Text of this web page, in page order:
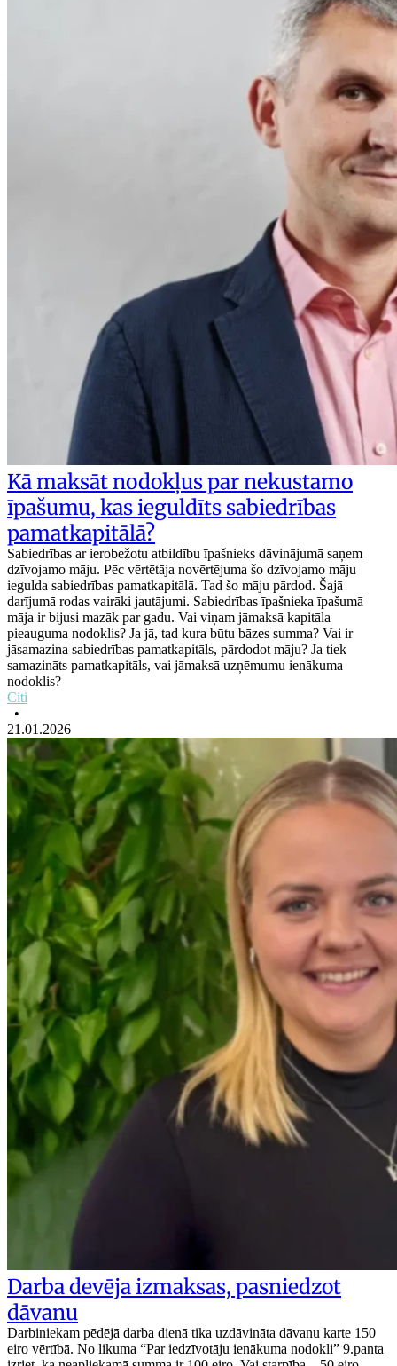
Kā maksāt nodokļus par nekustamo
īpašumu, kas ieguldīts sabiedrības
pamatkapitālā?
Sabiedrības ar ierobežotu atbildību īpašnieks dāvinājumā saņem
dzīvojamo māju. Pēc vērtētāja novērtējuma šo dzīvojamo māju
iegulda sabiedrības pamatkapitālā. Tad šo māju pārdod. Šajā
darījumā rodas vairāki jautājumi. Sabiedrības īpašnieka īpašumā
māja ir bijusi mazāk par gadu. Vai viņam jāmaksā kapitāla
pieauguma nodoklis? Ja jā, tad kura būtu bāzes summa? Vai ir
jāsamazina sabiedrības pamatkapitāls, pārdodot māju? Ja tiek
samazināts pamatkapitāls, vai jāmaksā uzņēmumu ienākuma
nodoklis?
Citi
•
21.01.2026
Darba devēja izmaksas, pasniedzot
dāvanu
Darbiniekam pēdējā darba dienā tika uzdāvināta dāvanu karte 150
eiro vērtībā. No likuma “Par iedzīvotāju ienākuma nodokli” 9.panta